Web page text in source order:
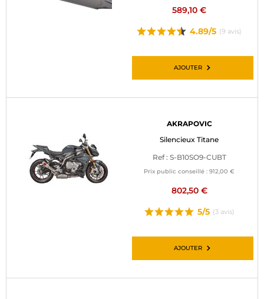
589,10 €
4.89/5 (9 avis)
AJOUTER
AKRAPOVIC
Silencieux Titane
Ref : S-B10SO9-CUBT
Prix public conseillé : 912,00 €
802,50 €
5/5 (3 avis)
AJOUTER